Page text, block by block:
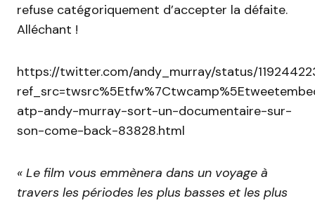
refuse catégoriquement d’accepter la défaite.
Alléchant !
https://twitter.com/andy_murray/status/
atp-andy-murray-sort-un-documentaire-sur-
son-come-back-83828.html
« Le film vous emmènera dans un voyage à
travers les périodes les plus basses et les plus